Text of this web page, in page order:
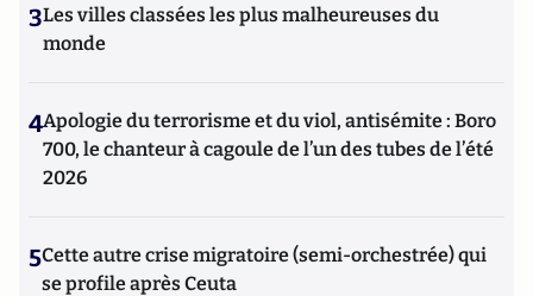
3Les villes classées les plus malheureuses du
monde
4Apologie du terrorisme et du viol, antisémite : Boro
700, le chanteur à cagoule de l’un des tubes de l’été
2026
5Cette autre crise migratoire (semi-orchestrée) qui
se profile après Ceuta